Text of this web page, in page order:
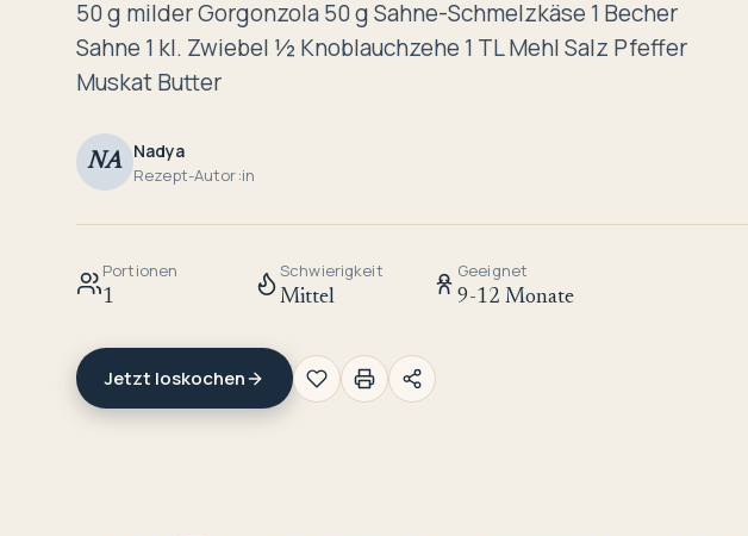
50 g milder Gorgonzola 50 g Sahne-Schmelzkäse 1 Becher
Sahne 1 kl. Zwiebel ½ Knoblauchzehe 1 TL Mehl Salz Pfeffer
Muskat Butter
NA Nadya
Rezept-Autor:in
Portionen
1
Schwierigkeit
Mittel
Geeignet
9-12 Monate
Jetzt loskochen